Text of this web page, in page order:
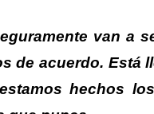
van a
de acuerdo. Está
hechos